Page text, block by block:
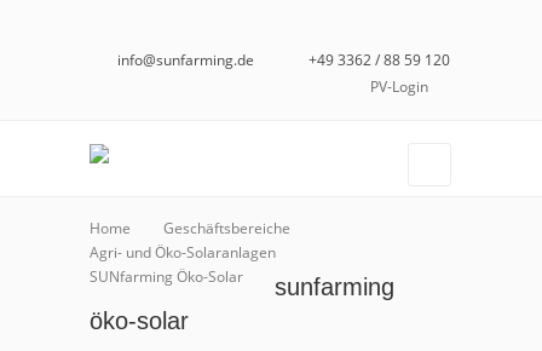
info@sunfarming.de
+49 3362 / 88 59 120
PV-Login
Home
Geschäftsbereiche
Agri- und Öko-Solaranlagen
SUNfarming Öko-Solar
sunfarming
öko-solar